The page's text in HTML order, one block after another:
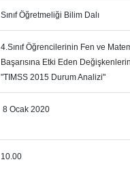
Sınıf Öğretmeliği Bilim Dalı
4.Sınıf Öğrencilerinin Fen ve
Başarısına Etki Eden
"TIMSS 2015 Durum Analizi"
8 Ocak 2020
10.00